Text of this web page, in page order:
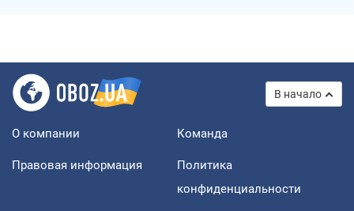
В начало
О компании Команда
Правовая информация
Политика
конфиденциальности